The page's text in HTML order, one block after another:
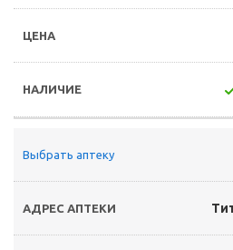
Выбрать аптеку